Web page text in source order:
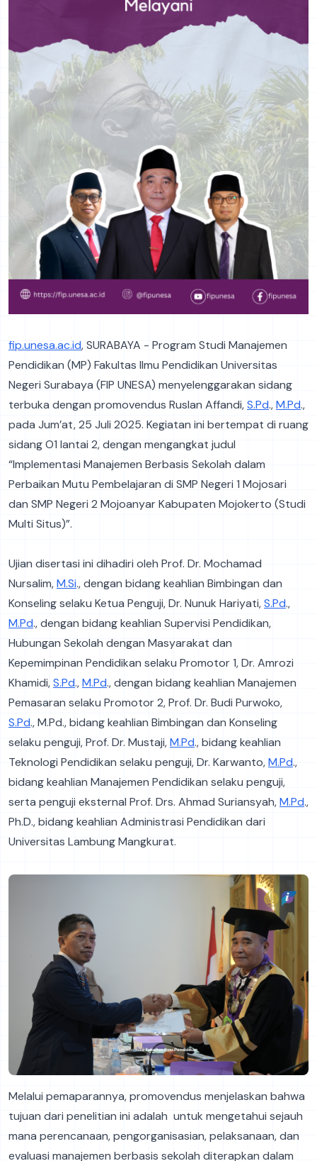
fip.unesa.ac.id, SURABAYA - Program Studi Manajemen
Pendidikan (MP) Fakultas Ilmu Pendidikan Universitas
Negeri Surabaya (FIP UNESA) menyelenggarakan sidang
terbuka dengan promovendus Ruslan Affandi,S.Pd.,M.Pd.,
pada Jum’at, 25 Juli 2025. Kegiatan ini bertempat di ruang
sidang O1 lantai 2, dengan mengangkat judul
“Implementasi Manajemen Berbasis Sekolah dalam
Perbaikan Mutu Pembelajaran di SMP Negeri 1 Mojosari
dan SMP Negeri 2 Mojoanyar Kabupaten Mojokerto (Studi
Multi Situs)”.
Ujian disertasi ini dihadiri oleh Prof. Dr. Mochamad
Nursalim,M.Si., dengan bidang keahlian Bimbingan dan
Konseling selaku Ketua Penguji, Dr. Nunuk Hariyati,S.Pd.,
M.Pd., dengan bidang keahlian Supervisi Pendidikan,
Hubungan Sekolah dengan Masyarakat dan
Kepemimpinan Pendidikan selaku Promotor 1, Dr. Amrozi
Khamidi,S.Pd.,M.Pd., dengan bidang keahlian Manajemen
Pemasaran selaku Promotor 2, Prof. Dr. Budi Purwoko,
S.Pd., M.Pd., bidang keahlian Bimbingan dan Konseling
selaku penguji, Prof. Dr. Mustaji,M.Pd., bidang keahlian
Teknologi Pendidikan selaku penguji, Dr. Karwanto,M.Pd.,
bidang keahlian Manajemen Pendidikan selaku penguji,
serta penguji eksternal Prof. Drs. Ahmad Suriansyah,M.Pd.,
Ph.D., bidang keahlian Administrasi Pendidikan dari
Universitas Lambung Mangkurat.
Melalui pemaparannya, promovendus menjelaskan bahwa
tujuan dari penelitian ini adalah untuk mengetahui sejauh
mana perencanaan, pengorganisasian, pelaksanaan, dan
evaluasi manajemen berbasis sekolah diterapkan dalam